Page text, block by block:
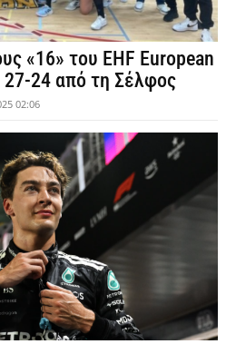
«16» του EHF European
27-24 από τη Σέλφος
02:06